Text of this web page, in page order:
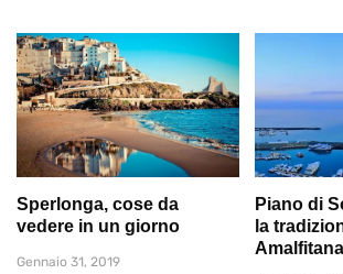
Sperlonga, cose da
vedere in un giorno
Gennaio 31, 2019
Piano di
la
Amalfitana